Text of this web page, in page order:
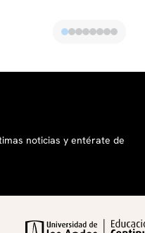
noticias y entérate de